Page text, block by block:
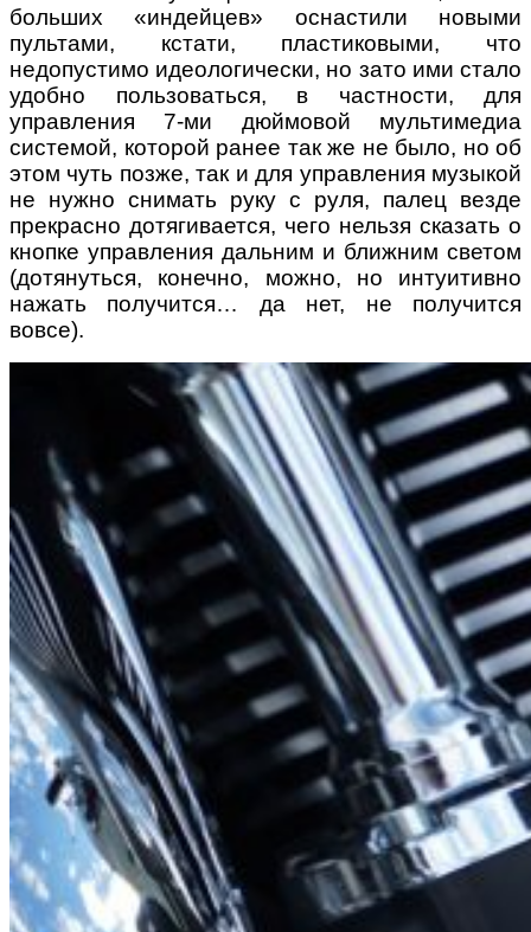
больших «индейцев» оснастили новыми
пультами, кстати, пластиковыми, что
недопустимо идеологически, но зато ими стало
удобно пользоваться, в частности, для
управления 7-ми дюймовой мультимедиа
системой, которой ранее так же не было, но об
этом чуть позже, так и для управления музыкой
не нужно снимать руку с руля, палец везде
прекрасно дотягивается, чего нельзя сказать о
кнопке управления дальним и ближним светом
(дотянуться, конечно, можно, но интуитивно
нажать получится… да нет, не получится
вовсе).